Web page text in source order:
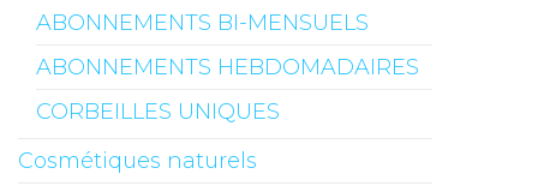
ABONNEMENTS BI-MENSUELS
ABONNEMENTS HEBDOMADAIRES
CORBEILLES UNIQUES
Cosmétiques naturels